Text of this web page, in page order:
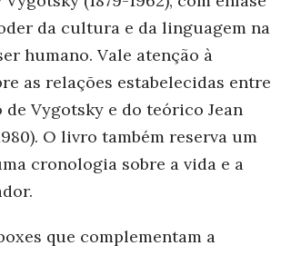
da cultura e da linguagem na
humano. Vale atenção à
as relações estabelecidas entre
de Vygotsky e do teórico Jean
O livro também reserva um
cronologia sobre a vida e a
que complementam a